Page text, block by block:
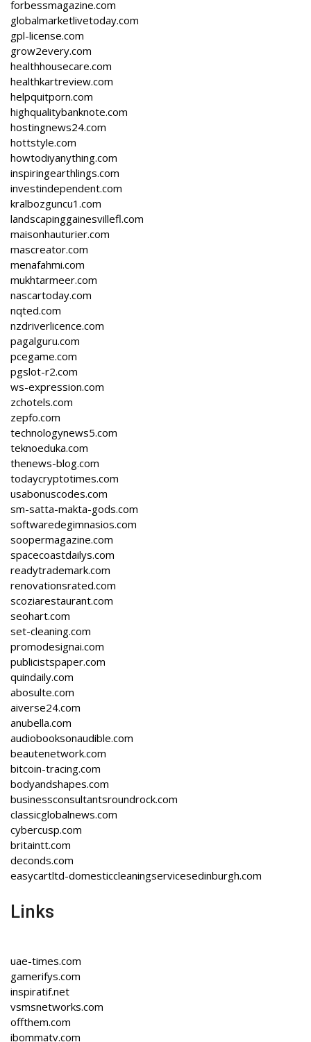
forbessmagazine.com
globalmarketlivetoday.com
gpl-license.com
grow2every.com
healthhousecare.com
healthkartreview.com
helpquitporn.com
highqualitybanknote.com
hostingnews24.com
hottstyle.com
howtodiyanything.com
inspiringearthlings.com
investindependent.com
kralbozguncu1.com
landscapinggainesvillefl.com
maisonhauturier.com
mascreator.com
menafahmi.com
mukhtarmeer.com
nascartoday.com
nqted.com
nzdriverlicence.com
pagalguru.com
pcegame.com
pgslot-r2.com
ws-expression.com
zchotels.com
zepfo.com
technologynews5.com
teknoeduka.com
thenews-blog.com
todaycryptotimes.com
usabonuscodes.com
sm-satta-makta-gods.com
softwaredegimnasios.com
soopermagazine.com
spacecoastdailys.com
readytrademark.com
renovationsrated.com
scoziarestaurant.com
seohart.com
set-cleaning.com
promodesignai.com
publicistspaper.com
quindaily.com
abosulte.com
aiverse24.com
anubella.com
audiobooksonaudible.com
beautenetwork.com
bitcoin-tracing.com
bodyandshapes.com
businessconsultantsroundrock.com
classicglobalnews.com
cybercusp.com
britaintt.com
deconds.com
easycartltd-domesticcleaningservicesedinburgh.com
Links
uae-times.com
gamerifys.com
inspiratif.net
vsmsnetworks.com
offthem.com
ibommatv.com